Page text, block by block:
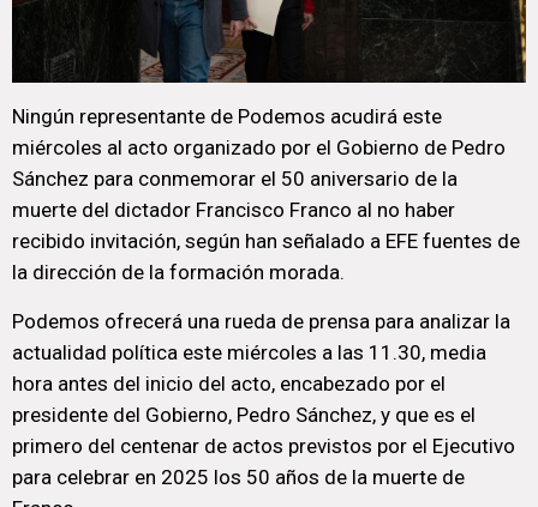
Ningún representante de Podemos acudirá este
miércoles al acto organizado por el Gobierno de Pedro
Sánchez para conmemorar el 50 aniversario de la
muerte del dictador Francisco Franco al no haber
recibido invitación, según han señalado a EFE fuentes de
la dirección de la formación morada.
Podemos ofrecerá una rueda de prensa para analizar la
actualidad política este miércoles a las 11.30, media
hora antes del inicio del acto, encabezado por el
presidente del Gobierno, Pedro Sánchez, y que es el
primero del centenar de actos previstos por el Ejecutivo
para celebrar en 2025 los 50 años de la muerte de